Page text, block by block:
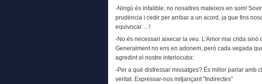
-Ningú és infalible; no nosaltres mateixos en som!
prudència i cedir per arribar a un acord, ja que fins
equivocar …!
-No és necessari aixecar la veu. L’Amor mai crida sinó
Generalment no ens en adonem, però cada vegada
agredint el nostre interlocutor.
-Per a què disfressar missatges? És millor parlar amb
veritat. Expressar-nos mitjançant "Indirectes"